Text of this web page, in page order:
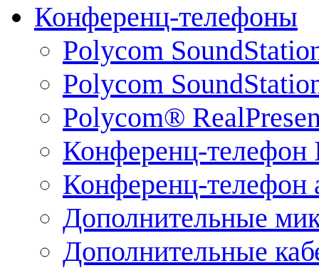
Конференц-телефоны
Polycom
Polycom
Polycom®
Конференц-телефон
Конференц-телефон
Дополнительные
Дополнительные